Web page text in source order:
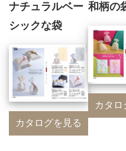
ナチュラルベー
シックな袋
カタログを見る
和柄の
カタロ